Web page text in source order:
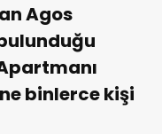
Agos
binlerce kişi